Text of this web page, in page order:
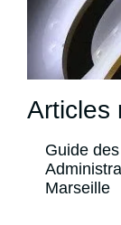
Articles
Guide
Marseille